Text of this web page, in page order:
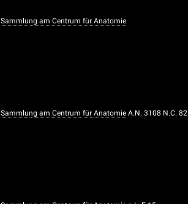
Sammlung am Centrum für Anatomie
Sammlung am Centrum für Anatomie A.N. 3108 N.C.